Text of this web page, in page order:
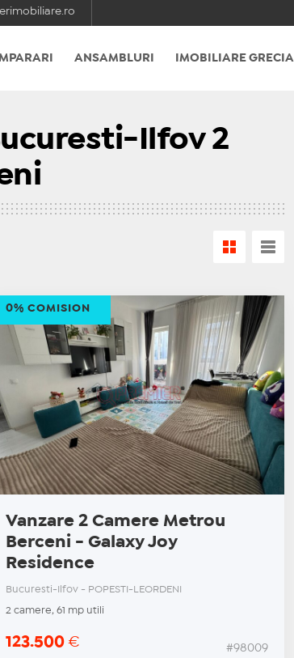
ANSAMBLURI IMOBILIARE GRECIA
Ilfov 2
Vanzare 2 Camere Metrou
Berceni - Galaxy Joy
Residence
Bucuresti-Ilfov - POPESTI-LEORDENI
2 camere, 61 mp utili
123.500€ #98009
0% COMISION